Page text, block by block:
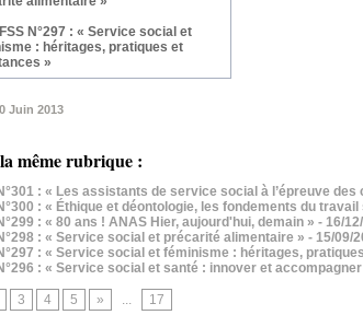
N°297 : « Service social et
: héritages, pratiques et
»
Juin 2013
même rubrique :
: « Les assistants de service social à l’épreuve
: « Éthique et déontologie, les fondements du travail
: « 80 ans ! ANAS Hier, aujourd'hui, demain » - 16/
: « Service social et précarité alimentaire » - 15/09/
: « Service social et féminisme : héritages,
: « Service social et santé : innover et
3 4 5 » ... 17